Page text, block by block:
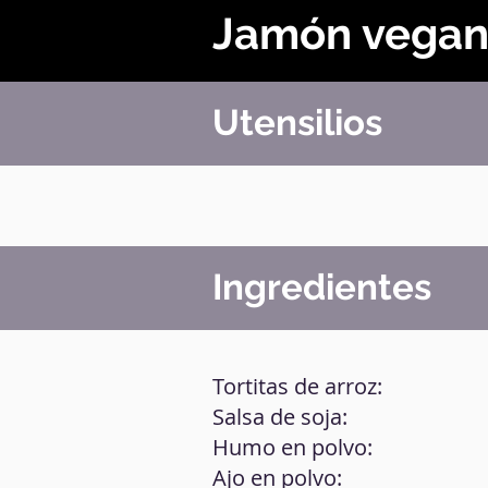
Jamón
Utensilios
Ingredientes
Tortitas de arroz:
Salsa de soja:
Humo en polvo:
Ajo en polvo: